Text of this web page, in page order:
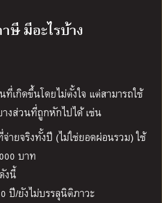
ษี มีอะไรบ้าง
เกิดขึ้นโดยไม่ตั้งใจ แต่สามารถใช้
งส่วนที่ถูกหักไปได้ เช่น
ายจริงทั้งปี (ไม่ใช่ยอดผ่อนรวม) ใช้
บาท
งนี้
ปี/ยังไม่บรรลุนิติภาวะ